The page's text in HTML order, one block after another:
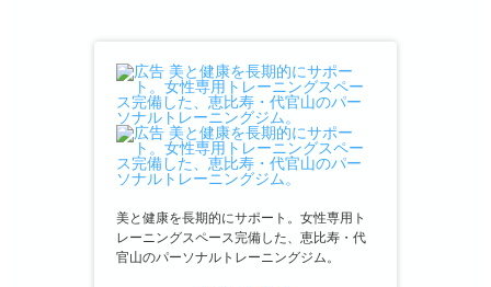
美と健康を長期的にサポート。女性専用ト
レーニングスペース完備した、恵比寿・代
官山のパーソナルトレーニングジム。